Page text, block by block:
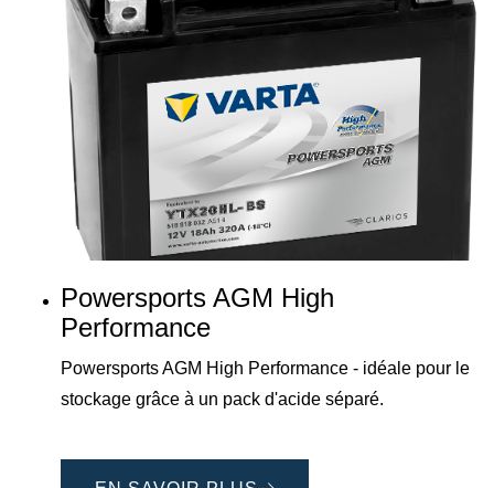
Powersports AGM High
Performance
Powersports AGM High Performance - idéale pour le
stockage grâce à un pack d'acide séparé.